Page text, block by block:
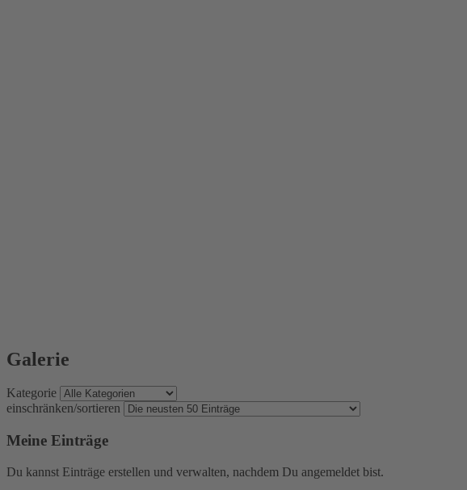
Galerie
Kategorie
einschränken/sortieren
Meine Einträge
Du kannst Einträge erstellen und verwalten, nachdem Du angemeldet bist.